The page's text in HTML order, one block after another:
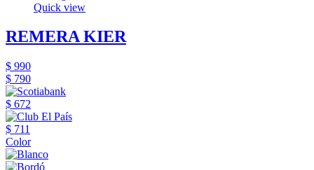
Quick view
REMERA KIER
$ 990
$ 790
$ 672
$ 711
Color